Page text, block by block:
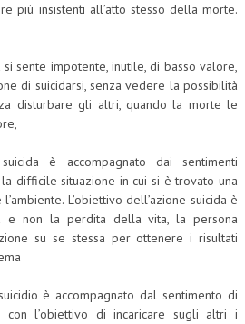
più insistenti all’atto stesso della morte.
sente impotente, inutile, di basso valore,
di suicidarsi, senza vedere la possibilità
disturbare gli altri, quando la morte le
è accompagnato dai sentimenti
difficile situazione in cui si è trovato una
L’obiettivo dell’azione suicida è
e non la perdita della vita, la persona
su se stessa per ottenere i risultati
è accompagnato dal sentimento di
con l’obiettivo di incaricare sugli altri i